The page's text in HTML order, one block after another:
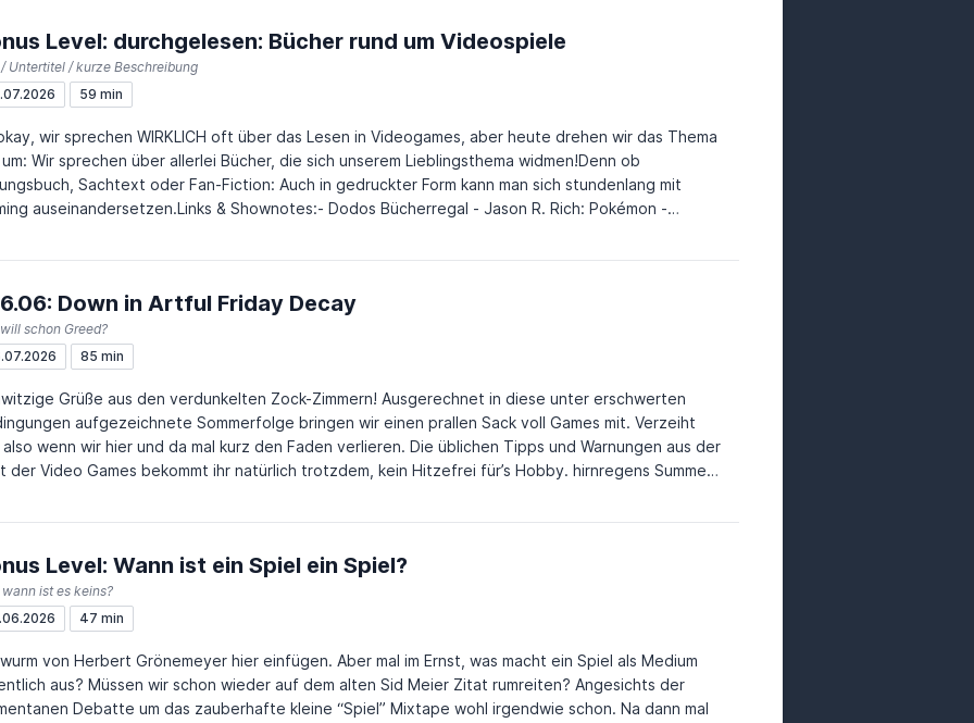
2026, ~5h) Tiny Fortress (PC, 2026, ~1h) Vostok Inc. (PC, 2017, ~20h) Mothkeep (PC, 2026,
Luto (PC, 2025, ~6h) The Exit 8 (PC, 2023, ~2h)
Level: durchgelesen: Bücher rund um Videospiele
Untertitel / kurze Beschreibung
59 min
wir sprechen WIRKLICH oft über das Lesen in Videogames, aber heute drehen wir das Thema
um: Wir sprechen über allerlei Bücher, die sich unserem Lieblingsthema widmen!Denn ob
Sachtext oder Fan-Fiction: Auch in gedruckter Form kann man sich stundenlang mit
auseinandersetzen.Links & Shownotes:- Dodos Bücherregal - Jason R. Rich: Pokémon -
Genre LitRPG
Down in Artful Friday Decay
schon Greed?
85 min
Grüße aus den verdunkelten Zock-Zimmern! Ausgerechnet in diese unter erschwerten
aufgezeichnete Sommerfolge bringen wir einen prallen Sack voll Games mit. Verzeiht
also wenn wir hier und da mal kurz den Faden verlieren. Die üblichen Tipps und Warnungen aus der
der Video Games bekommt ihr natürlich trotzdem, kein Hitzefrei für’s Hobby. hirnregens Summer
durchgespielt.net/episode/bonus-level-durchgeschwitzt-37c65c1c-ada7-47ad-b9e1-
Level: Wann ist ein Spiel ein Spiel?
wann ist es keins?
47 min
von Herbert Grönemeyer hier einfügen. Aber mal im Ernst, was macht ein Spiel als Medium
aus? Müssen wir schon wieder auf dem alten Sid Meier Zitat rumreiten? Angesichts der
Debatte um das zauberhafte kleine “Spiel” Mixtape wohl irgendwie schon. Na dann mal